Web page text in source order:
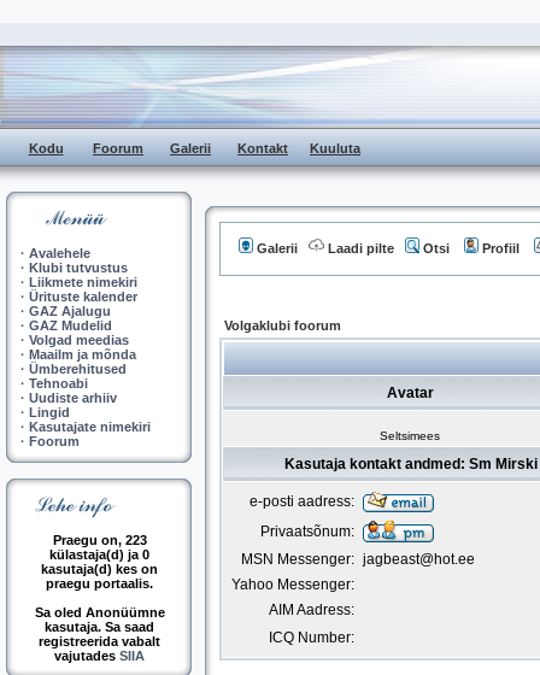
Kodu Foorum Galerii Kontakt Kuuluta
· Avalehele
· Klubi tutvustus
· Liikmete nimekiri
· Ürituste kalender
· GAZ Ajalugu
· GAZ Mudelid
· Volgad meedias
· Maailm ja mõnda
· Ümberehitused
· Tehnoabi
· Uudiste arhiiv
· Lingid
· Kasutajate nimekiri
· Foorum
Praegu on, 223
külastaja(d) ja 0
kasutaja(d) kes on
praegu portaalis.
Sa oled Anonüümne
kasutaja. Sa saad
registreerida vabalt
vajutades SIIA
Galerii Laadi pilte Otsi Profiil
Volgaklubi foorum
Avatar
Seltsimees
Kasutaja kontakt andmed: Sm Mirski
e-posti aadress:
Privaatsõnum:
MSN Messenger: jagbeast@hot.ee
Yahoo Messenger:
AIM Aadress:
ICQ Number: